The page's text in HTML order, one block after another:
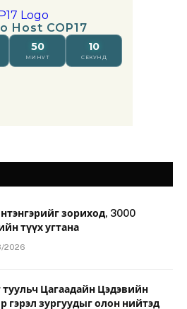
зориход, 3000
түүх угтана
2026
туульч Цагаадайн Цэдэвийн
гэрэл зургуудыг олон нийтэд